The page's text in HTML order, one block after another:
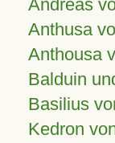
Andreas
Anthusa
Anthousa
Balduin
Basilius
Kedron